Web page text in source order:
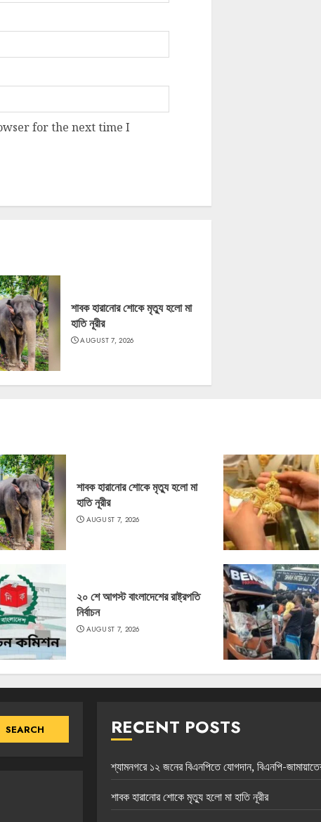
for the next time I
শাবক হারানোর শোকে মৃত্যু হলো মা
হাতি নূরীর
AUGUST 7, 2026
শাবক হারানোর শোকে মৃত্যু হলো মা
হাতি নূরীর
AUGUST 7, 2026
২০ শে আগস্ট বাংলাদেশের রাষ্ট্রপতি
নির্বাচন
AUGUST 7, 2026
RECENT POSTS
শ্যামনগরে ১২ জনের বিএনপিতে যোগদান, বিএনপি-জামায়াতের
শাবক হারানোর শোকে মৃত্যু হলো মা হাতি নূরীর